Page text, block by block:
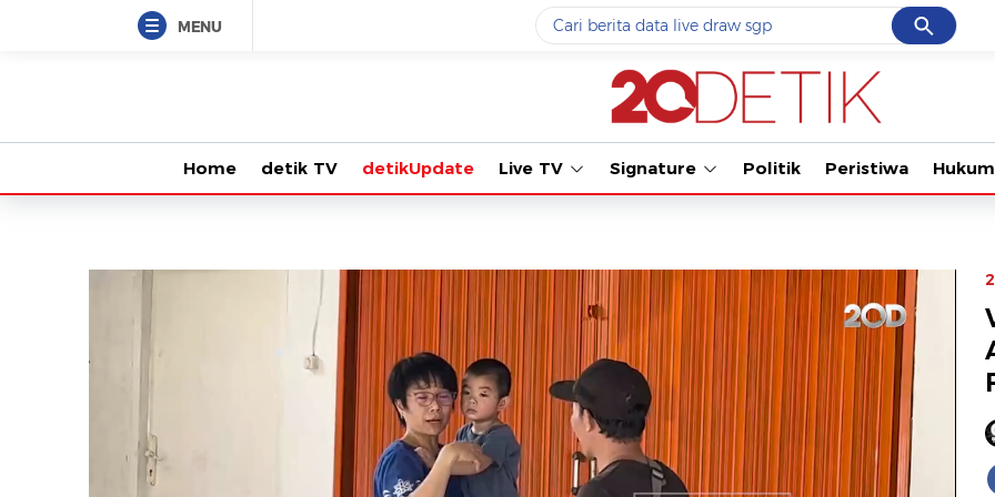
MENU Cancel
Yang sedang ramai dicari
data live draw sgp
#3prabowo
#5gempa hari ini
Promoted
Terakhir yang dicari
Loading...
Tonton kabar terbaru PIALA
Home detik TV detikUpdate Live TV Signature Politik Peristiwa Hukum